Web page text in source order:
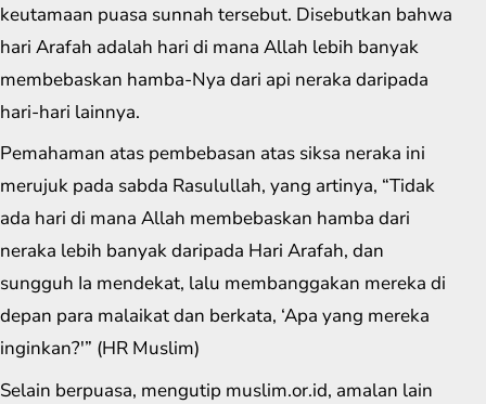
keutamaan puasa sunnah tersebut. Disebutkan bahwa
hari Arafah adalah hari di mana Allah lebih banyak
membebaskan hamba-Nya dari api neraka daripada
hari-hari lainnya.
Pemahaman atas pembebasan atas siksa neraka ini
merujuk pada sabda Rasulullah, yang artinya, “Tidak
ada hari di mana Allah membebaskan hamba dari
neraka lebih banyak daripada Hari Arafah, dan
sungguh Ia mendekat, lalu membanggakan mereka di
depan para malaikat dan berkata, ‘Apa yang mereka
inginkan?'” (HR Muslim)
Selain berpuasa, mengutip muslim.or.id, amalan lain